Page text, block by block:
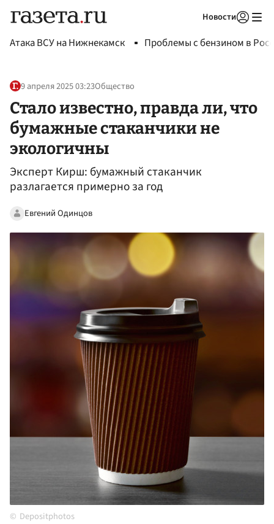
Новости
Атака ВСУ на Нижнекамск Проблемы с бензином в
9 апреля 2025 03:23Общество
Стало известно, правда ли, что
бумажные стаканчики не
экологичны
Эксперт Кирш: бумажный стаканчик
разлагается примерно за год
Евгений Одинцов
Depositphotos